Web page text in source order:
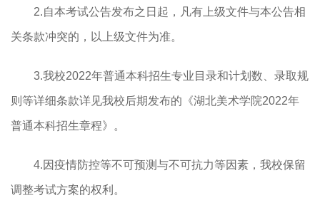
2.自本考试公告发布之日起，凡有上级文件与本公告相
关条款冲突的，以上级文件为准。
3.我校2022年普通本科招生专业目录和计划数、录取规
则等详细条款详见我校后期发布的《湖北美术学院2022年
普通本科招生章程》。
4.因疫情防控等不可预测与不可抗力等因素，我校保留
调整考试方案的权利。